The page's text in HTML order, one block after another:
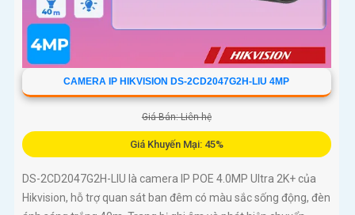
CAMERA IP HIKVISION DS-2CD2047G2H-LIU 4MP
Giá Bán: Liên hệ
Giá Khuyến Mại: 45%
DS-2CD2047G2H-LIU là camera IP POE 4.0MP Ultra 2K+ của
Hikvision, hỗ trợ quan sát ban đêm có màu sắc sống động, đèn